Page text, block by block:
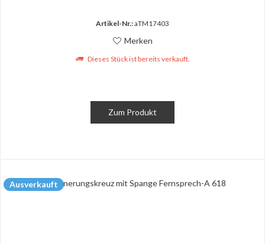
Artikel-Nr.:aTM17403
Merken
Dieses Stück ist bereits verkauft.
Zum Produkt
Ausverkauft